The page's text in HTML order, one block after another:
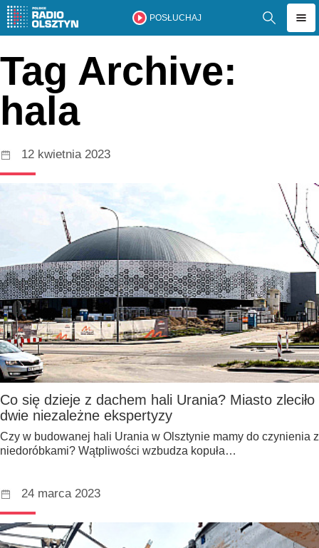
POSŁUCHAJ
Tag Archive:
hala
12 kwietnia 2023
Co się dzieje z dachem hali Urania? Miasto zleciło
dwie niezależne ekspertyzy
Czy w budowanej hali Urania w Olsztynie mamy do czynienia z
niedoróbkami? Wątpliwości wzbudza kopuła…
24 marca 2023